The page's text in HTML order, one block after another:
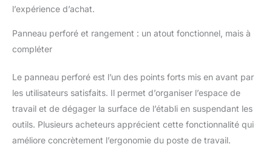
truciolare di spessore
SimonRack sont
fabriqués en Europe.
l’expérience d’achat.
Panneau perforé et rangement : un atout fonctionnel, mais à
compléter
Le panneau perforé est l’un des points forts mis en avant par
les utilisateurs satisfaits. Il permet d’organiser l’espace de
travail et de dégager la surface de l’établi en suspendant les
outils. Plusieurs acheteurs apprécient cette fonctionnalité qui
améliore concrètement l’ergonomie du poste de travail.